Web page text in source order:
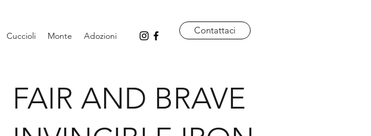
Cuccioli Monte Adozioni Contattaci
FAIR AND BRAVE